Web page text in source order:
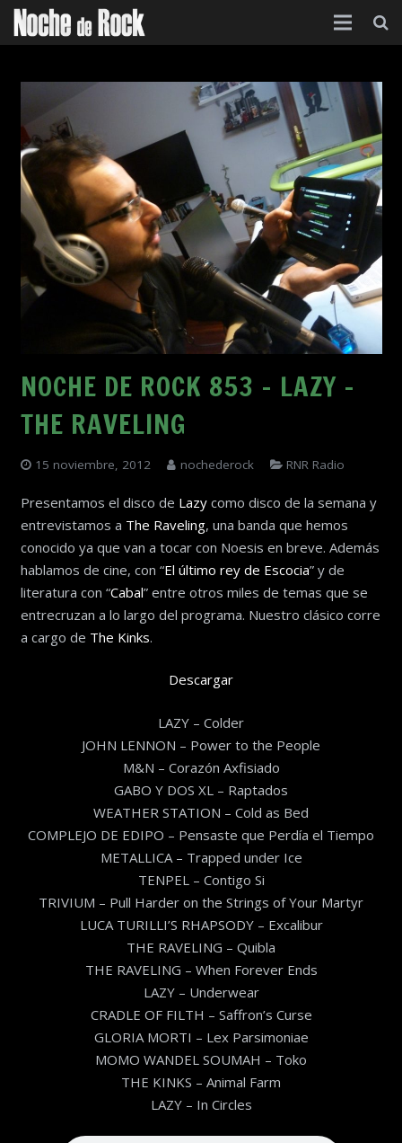
Agenda
Foro
Contacto
Acerca de
NOCHE DE ROCK 853 – LAZY –
THE RAVELING
15 noviembre, 2012 nochederock RNR Radio
Presentamos el disco de Lazycomo disco de la semana y
entrevistamos a The Raveling, una banda que hemos
conocido ya que van a tocar con Noesis en breve. Además
hablamos de cine, con “El último rey de Escocia” y de
literatura con “Cabal” entre otros miles de temas que se
entrecruzan a lo largo del programa. Nuestro clásico corre
a cargo de The Kinks.
Descargar
LAZY – Colder
JOHN LENNON – Power to the People
M&N – Corazón Axfisiado
GABO Y DOS XL – Raptados
WEATHER STATION – Cold as Bed
COMPLEJO DE EDIPO – Pensaste que Perdía el Tiempo
METALLICA – Trapped under Ice
TENPEL – Contigo Si
TRIVIUM – Pull Harder on the Strings of Your Martyr
LUCA TURILLI’S RHAPSODY – Excalibur
THE RAVELING – Quibla
THE RAVELING – When Forever Ends
LAZY – Underwear
CRADLE OF FILTH – Saffron’s Curse
GLORIA MORTI – Lex Parsimoniae
MOMO WANDEL SOUMAH – Toko
THE KINKS – Animal Farm
LAZY – In Circles